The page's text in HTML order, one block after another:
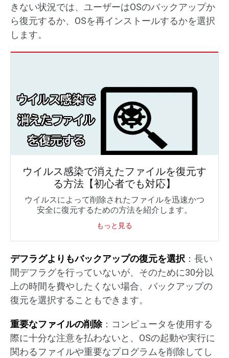
きない状況では、ユーザーはOSのバックアップか
ら復元するか、OSを再インストールするかを選択
します。
ウイルス感染で消えたファイルを復元す
る方法【初心者でも対応】
ウイルスによって削除されたファイルを迅速かつ
安全に復元するための方法を紹介します。
もっと見る
デフラグよりもバックアップの復元を選択：長い
間デフラグを行っていないが、そのために30分以
上の時間を費やしたくない場合、バックアップの
復元を選択することもできます。
重要なファイルの削除：コンピュータを使用する
際に十分な注意を払わないと、OSの起動や実行に
関わるファイルや重要なプログラムを削除してし